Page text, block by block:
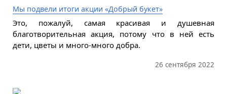
Мы подвели итоги акции «Добрый букет»
Это, пожалуй, самая красивая и душевная
благотворительная акция, потому что в ней есть
дети, цветы и много-много добра.
26 сентября 2022